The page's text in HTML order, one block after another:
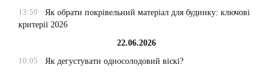
13:59
Як обрати покрівельний матеріал для будинку: ключові
критерії 2026
22.06.2026
10:05
Як дегустувати односолодовий віскі?